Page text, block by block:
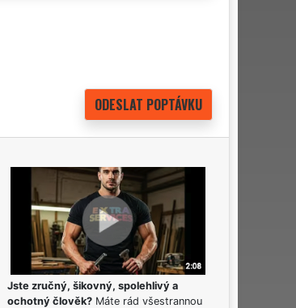
Jste zručný, šikovný, spolehlivý a
ochotný člověk? Máte rád všestrannou